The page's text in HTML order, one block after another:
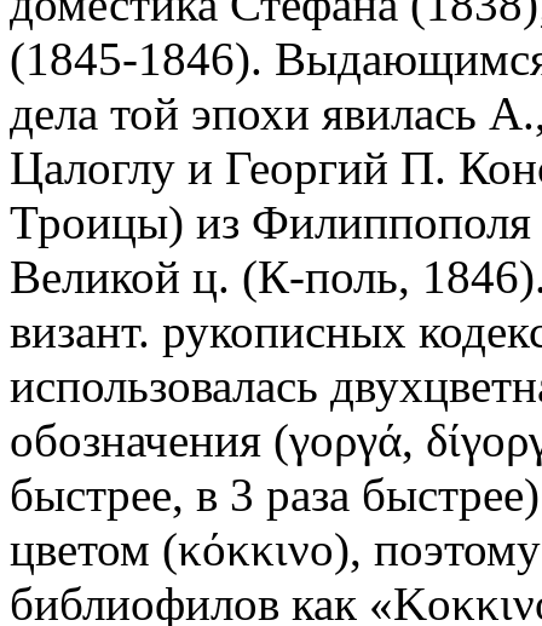
(1845-1846).
дела той эпохи явилась
Цалоглу и Георгий П.
Троицы) из Филиппополя
Великой ц. (К-поль,
визант. рукописных
использовалась
обозначения (γοργά,
быстрее, в 3 раза
цветом (κόκκινο),
библиофилов как